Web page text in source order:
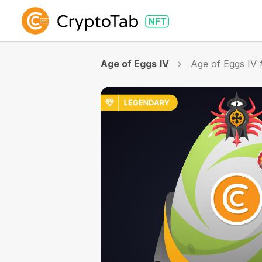
Age of Eggs IV Age of Eggs IV